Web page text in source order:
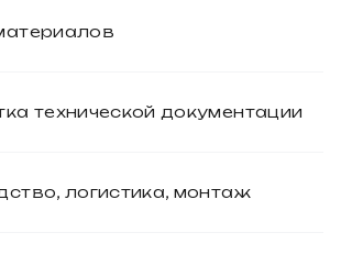
технической документации
логистика, монтаж